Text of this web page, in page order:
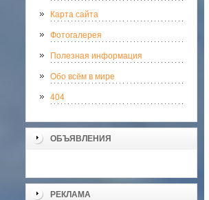
Карта сайта
Фотогалерея
Полезная информация
Обо всём в мире
404
ОБЪЯВЛЕНИЯ
РЕКЛАМА